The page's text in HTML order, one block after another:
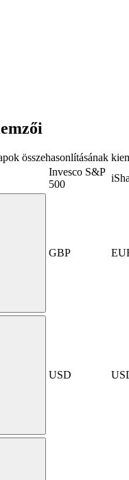
összehasonlításának
Invesco S&P
500
GBP
USD